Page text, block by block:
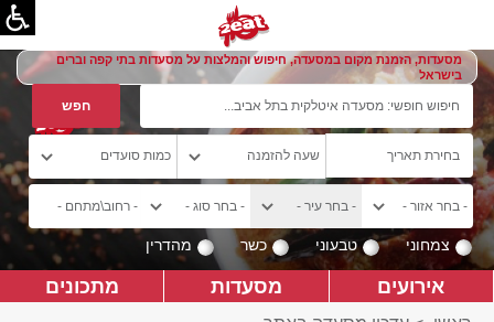
מסעדות, הזמנת מקום במסעדה, חיפוש והמלצות על מסעדות בתי קפה וברים
בישראל
צמחוני טבעוני כשר מהדרין
אירועים מסעדות מתכונים